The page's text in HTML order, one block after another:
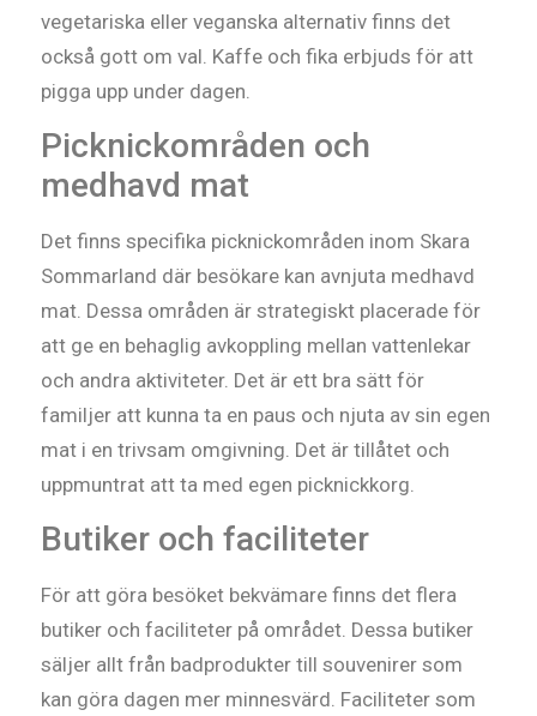
vegetariska eller veganska alternativ finns det
också gott om val. Kaffe och fika erbjuds för att
pigga upp under dagen.
Picknickområden och
medhavd mat
Det finns specifika picknickområden inom Skara
Sommarland där besökare kan avnjuta medhavd
mat. Dessa områden är strategiskt placerade för
att ge en behaglig avkoppling mellan vattenlekar
och andra aktiviteter. Det är ett bra sätt för
familjer att kunna ta en paus och njuta av sin egen
mat i en trivsam omgivning. Det är tillåtet och
uppmuntrat att ta med egen picknickkorg.
Butiker och faciliteter
För att göra besöket bekvämare finns det flera
butiker och faciliteter på området. Dessa butiker
säljer allt från badprodukter till souvenirer som
kan göra dagen mer minnesvärd. Faciliteter som